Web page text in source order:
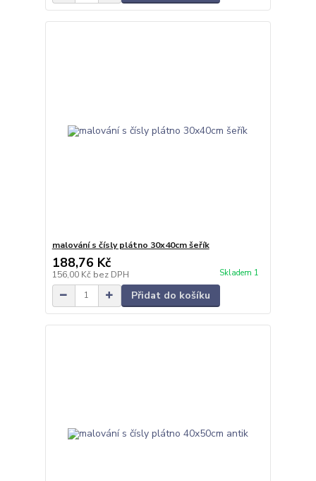
malování s čísly plátno 30x40cm šeřík
188,76 Kč
156,00 Kč bez DPH Skladem 1
Přidat do košíku